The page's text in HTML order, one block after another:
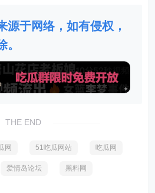
源于网络，如有侵权，
。
THE END
网 51吃瓜网站 吃瓜网
爱情岛论坛 黑料网